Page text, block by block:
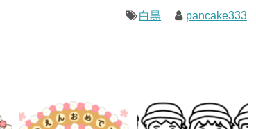
白黒 pancake333